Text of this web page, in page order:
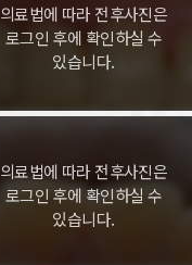
의료법에 따라 전후사진은
로그인 후에 확인하실 수
있습니다.
의료법에 따라 전후사진은
로그인 후에 확인하실 수
있습니다.